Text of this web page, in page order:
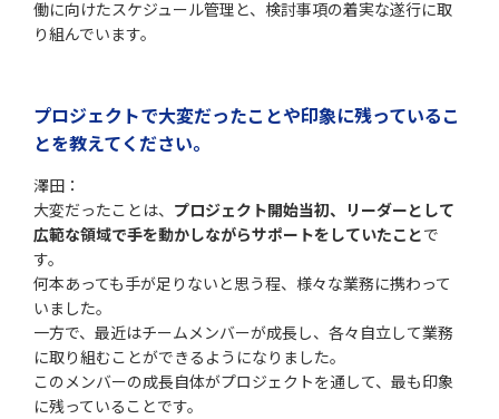
働に向けたスケジュール管理と、検討事項の着実な遂行に取
り組んでいます。
プロジェクトで大変だったことや印象に残っているこ
とを教えてください。
澤田：
大変だったことは、 プロジェクト開始当初、リーダーとして
広範な領域で手を動かしながらサポートをしていたことで
す。
何本あっても手が足りないと思う程、様々な業務に携わって
いました。
一方で、最近はチームメンバーが成長し、各々自立して業務
に取り組むことができるようになりました。
このメンバーの成長自体がプロジェクトを通して、最も印象
に残っていることです。